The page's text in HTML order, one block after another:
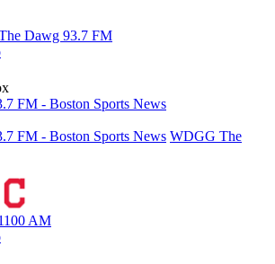
Dawg 93.7 FM
FM - Boston Sports News
FM - Boston Sports News WDGG The
AM